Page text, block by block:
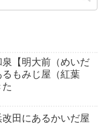
【明大前（めいだ
もみじ屋（紅葉
田にあるかいだ屋